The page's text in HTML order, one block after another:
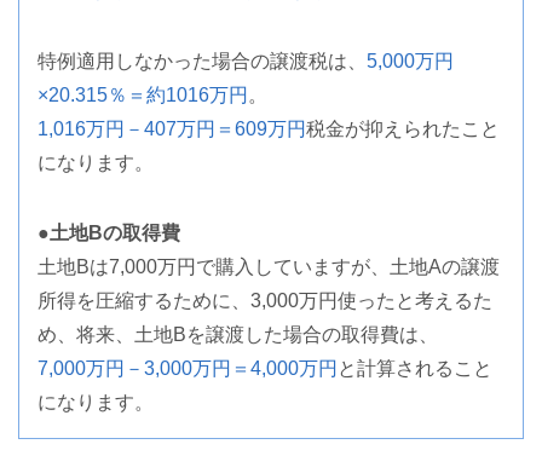
特例適用しなかった場合の譲渡税は、 5,000万円
×20.315％＝約1016万円 。
1,016万円－407万円＝609万円税金が抑えられたこと
になります。
●土地Bの取得費
土地Bは7,000万円で購入していますが、土地Aの譲渡
所得を圧縮するために、3,000万円使ったと考えるた
め、将来、土地Bを譲渡した場合の取得費は、
7,000万円－3,000万円＝4,000万円 と計算されること
になります。